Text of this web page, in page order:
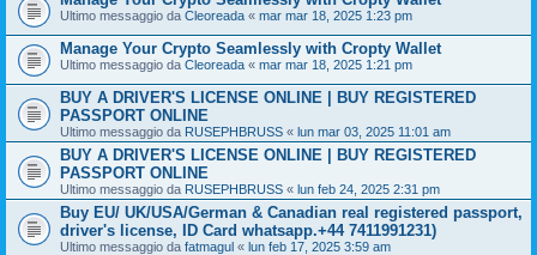
Ultimo messaggio da Cleoreada « mar mar 18, 2025 1:23 pm
Manage Your Crypto Seamlessly with Cropty Wallet
Ultimo messaggio da Cleoreada « mar mar 18, 2025 1:21 pm
BUY A DRIVER'S LICENSE ONLINE | BUY REGISTERED
PASSPORT ONLINE
Ultimo messaggio da RUSEPHBRUSS « lun mar 03, 2025 11:01 am
BUY A DRIVER'S LICENSE ONLINE | BUY REGISTERED
PASSPORT ONLINE
Ultimo messaggio da RUSEPHBRUSS « lun feb 24, 2025 2:31 pm
Buy EU/ UK/USA/German & Canadian real registered passport,
driver's license, ID Card whatsapp.+44 7411991231)
Ultimo messaggio da fatmagul « lun feb 17, 2025 3:59 am